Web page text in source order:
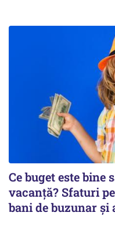
Ce buget este
vacanță? Sfaturi
bani de buzunar și